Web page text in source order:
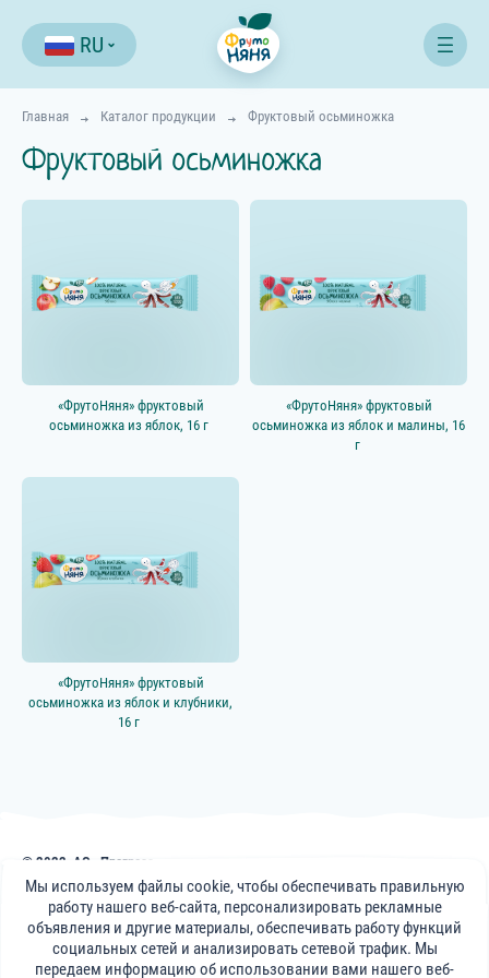
RU
Главная Каталог продукции Фруктовый осьминожка
Фруктовый осьминожка
Фильтр
«ФрутоНяня» фруктовый
осьминожка из яблок, 16 г
«ФрутоНяня» фруктовый
осьминожка из яблок и малины, 16
г
«ФрутоНяня» фруктовый
осьминожка из яблок и клубники,
16 г
© 2022, АО «Прогресс»
Публикации, советы и видеоматериалы на сайте frutonyanya.uz носят
информативный характер. Консультации специалистов портала носят
справочный характер и не могут заменить визит к вашему лечащему
Мы используем файлы cookie, чтобы обеспечивать правильную
работу нашего веб-сайта, персонализировать рекламные
объявления и другие материалы, обеспечивать работу функций
социальных сетей и анализировать сетевой трафик. Мы
передаем информацию об использовании вами нашего веб-